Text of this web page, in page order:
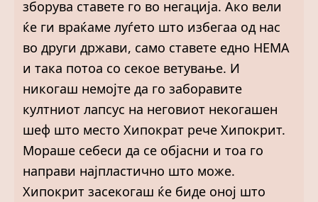
зборува ставете го во негација. Ако вели
ќе ги враќаме луѓето што избегаа од нас
во други држави, само ставете едно НЕМА
и така потоа со секое ветување. И
никогаш немојте да го заборавите
култниот лапсус на неговиот некогашен
шеф што место Хипократ рече Хипокрит.
Мораше себеси да се објасни и тоа го
направи најпластично што може.
Хипокрит засекогаш ќе биде оној што